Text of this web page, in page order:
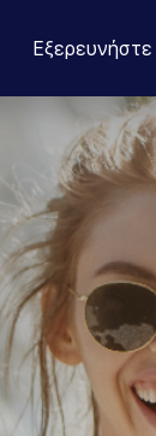
Εξερευνήστε